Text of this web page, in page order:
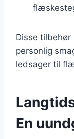
Disse
personlig
ledsager til
En